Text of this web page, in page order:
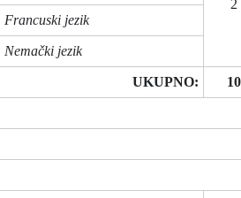
2
Francuski jezik
Nemački jezik
UKUPNO: 10